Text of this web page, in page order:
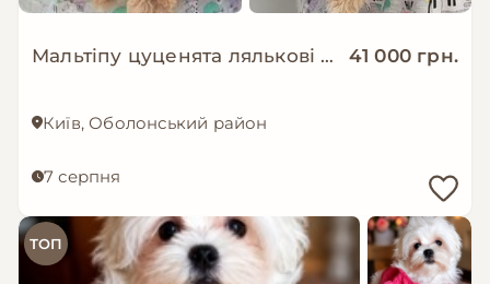
Мальтіпу цуценята лялькові дівчата 41 000 грн.
Київ, Оболонський район
7 серпня
ТОП